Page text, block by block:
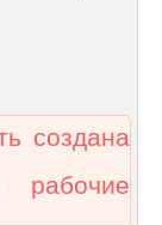
создана
рабочие